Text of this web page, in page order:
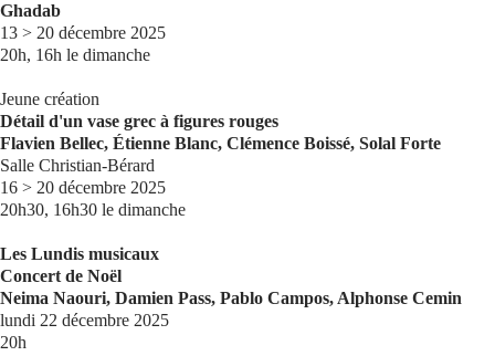
Ghadab
13 > 20 décembre 2025
20h, 16h le dimanche
Jeune création
Détail d'un vase grec à figures rouges
Flavien Bellec, Étienne Blanc, Clémence Boissé, Solal Forte
Salle Christian-Bérard
16 > 20 décembre 2025
20h30, 16h30 le dimanche
Les Lundis musicaux
Concert de Noël
Neima Naouri, Damien Pass, Pablo Campos, Alphonse Cemin
lundi 22 décembre 2025
20h